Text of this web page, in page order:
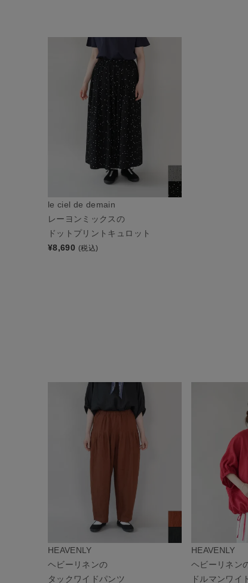
le ciel de demain
レーヨンミックスの
ドットプリントキュロット
¥8,690 (税込)
HEAVENLY
ヘビーリネンの
タックワイドパンツ
HEAVENLY
ヘビーリネン
ドルマンワイ